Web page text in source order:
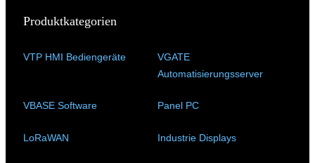
Produktkategorien
VTP HMI Bediengeräte
VGATE
Automatisierungsserver
VBASE Software Panel PC
LoRaWAN Industrie Displays